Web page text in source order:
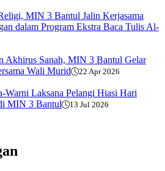
MIN 3 Bantul Jalin Kerjasama
dalam Program Ekstra Baca Tulis Al-
Akhirus Sanah, MIN 3 Bantul Gelar
Wali Murid
22 Apr 2026
Warni Laksana Pelangi Hiasi Hari
MIN 3 Bantul
13 Jul 2026